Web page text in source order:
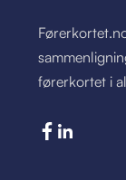
førerkortet i